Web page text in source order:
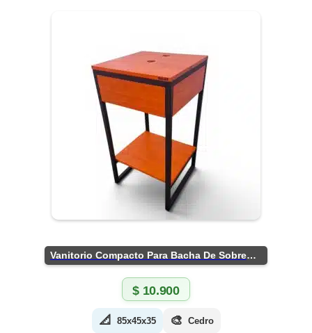
Vanitorio Compacto Para Bacha De Sobreponer
$10.900
📐 85x45x35 🎨 Cedro